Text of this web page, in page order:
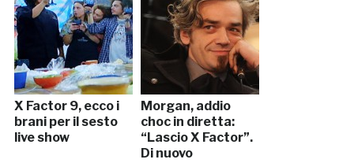
X Factor 9, ecco i
brani per il sesto
live show
Morgan, addio
choc in diretta:
“Lascio X Factor”.
Di nuovo